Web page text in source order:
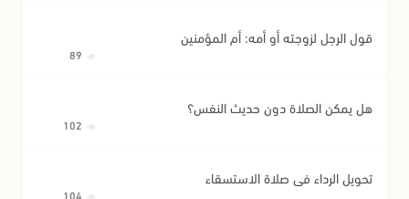
قول الرجل لزوجته أو أمه: أم المؤمنين
هل يمكن الصلاة دون حديث النفس؟
تحويل الرداء في صلاة الاستسقاء